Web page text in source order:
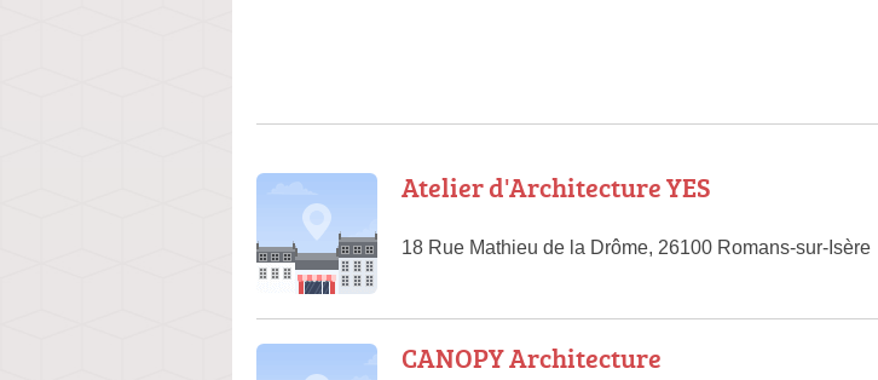
Atelier d'Architecture YES
18 Rue Mathieu de la Drôme, 26100 Romans-sur-Isère
CANOPY Architecture